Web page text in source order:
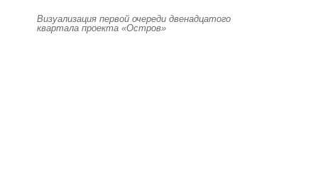
Визуализация первой очереди двенадцатого
квартала проекта «Остров»